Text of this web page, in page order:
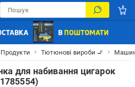
Продукти Тютюнові вироби 🚬
для набивання цигарок